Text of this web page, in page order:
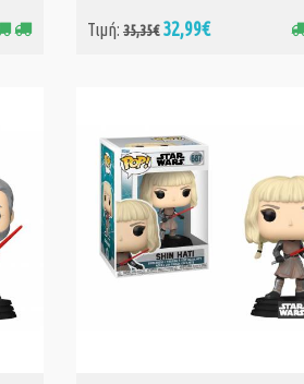
Τιμή: 35,35€ 32,99€